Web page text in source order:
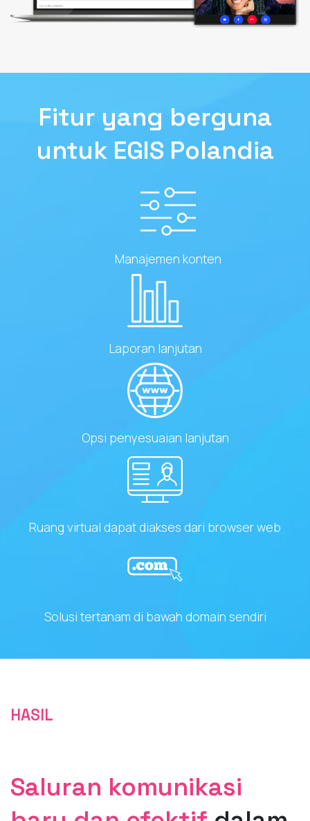
Fitur yang berguna
untuk EGIS Polandia
Manajemen konten
Laporan lanjutan
Opsi penyesuaian lanjutan
Ruang virtual dapat diakses dari browser web
Solusi tertanam di bawah domain sendiri
HASIL
Saluran komunikasi